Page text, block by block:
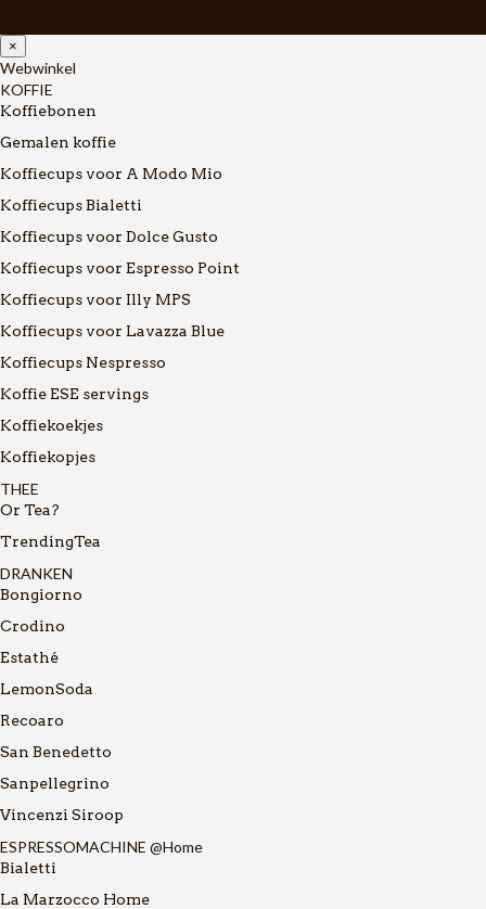
×
Webwinkel
KOFFIE
Koffiebonen
Gemalen koffie
Koffiecups voor A Modo Mio
Koffiecups Bialetti
Koffiecups voor Dolce Gusto
Koffiecups voor Espresso Point
Koffiecups voor Illy MPS
Koffiecups voor Lavazza Blue
Koffiecups Nespresso
Koffie ESE servings
Koffiekoekjes
Koffiekopjes
THEE
Or Tea?
TrendingTea
DRANKEN
Bongiorno
Crodino
Estathé
LemonSoda
Recoaro
San Benedetto
Sanpellegrino
Vincenzi Siroop
ESPRESSOMACHINE @Home
Bialetti
La Marzocco Home